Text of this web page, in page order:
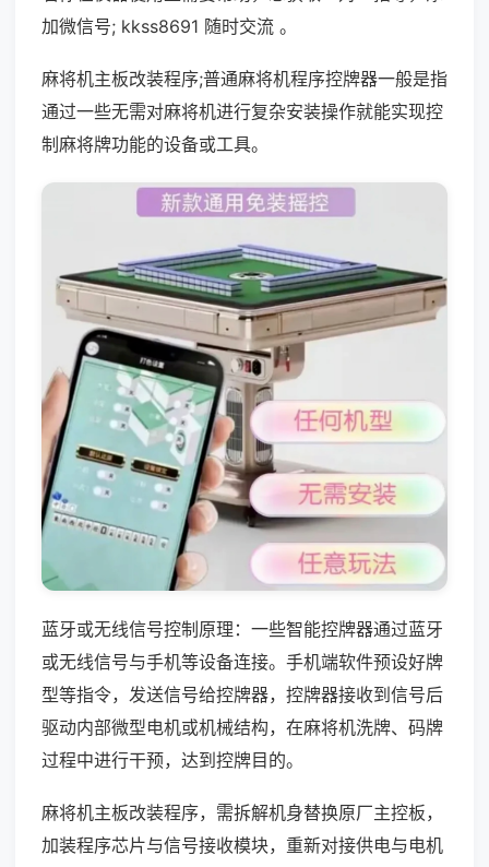
加微信号; kkss8691 随时交流 。
麻将机主板改装程序;普通麻将机程序控牌器一般是指
通过一些无需对麻将机进行复杂安装操作就能实现控
制麻将牌功能的设备或工具。
蓝牙或无线信号控制原理：一些智能控牌器通过蓝牙
或无线信号与手机等设备连接。手机端软件预设好牌
型等指令，发送信号给控牌器，控牌器接收到信号后
驱动内部微型电机或机械结构，在麻将机洗牌、码牌
过程中进行干预，达到控牌目的。
麻将机主板改装程序，需拆解机身替换原厂主控板，
加装程序芯片与信号接收模块，重新对接供电与电机